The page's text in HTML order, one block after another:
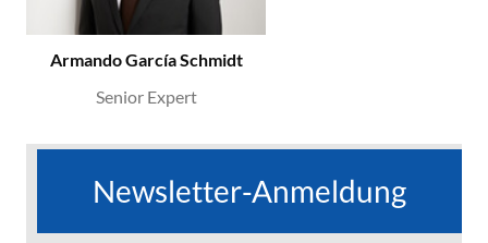
Armando García Schmidt
Senior Expert
Newsletter-Anmeldung